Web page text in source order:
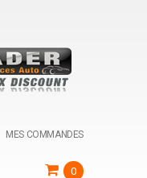
MES COMMANDES
0